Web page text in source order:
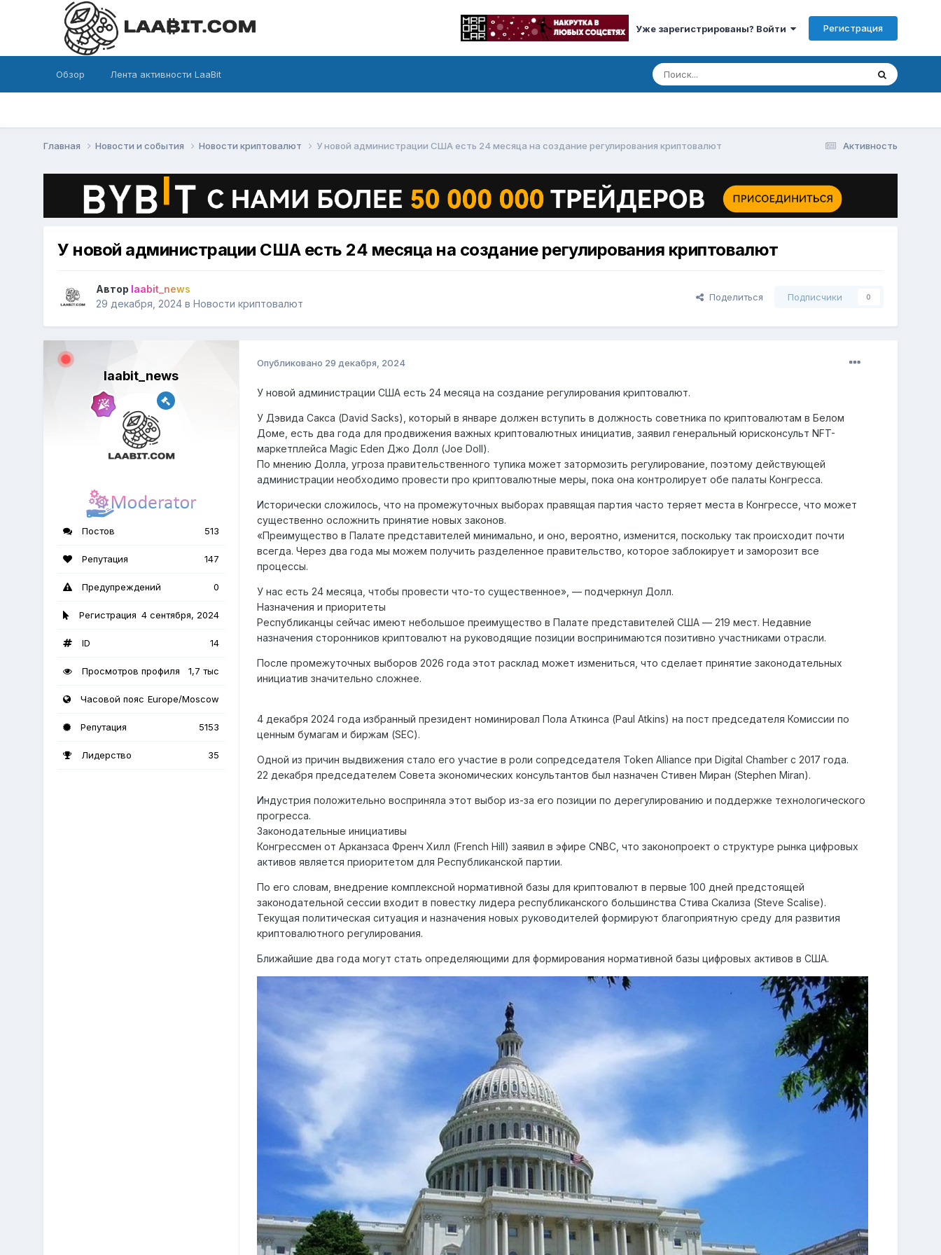
Уже зарегистрированы? Войти Регистрация
Обзор Лента активности LaaBit
Активность
Главная Новости и события Новости криптовалют У новой администрации США есть 24 месяца на создание регулирования криптовалют
У новой администрации США есть 24 месяца на создание регулирования криптовалют
Автор laabit_news
29 декабря, 2024 вНовости криптовалют
Поделиться Подписчики 0
laabit_news
Постов 513
Репутация 147
Предупреждений 0
Регистрация 4 сентября, 2024
ID 14
Просмотров профиля 1,7 тыс
Часовой пояс Europe/Moscow
Репутация 5153
Лидерство 35
Опубликовано 29 декабря, 2024
У новой администрации США есть 24 месяца на создание регулирования криптовалют.
У Дэвида Сакса (David Sacks), который в январе должен вступить в должность советника по криптовалютам в Белом
Доме, есть два года для продвижения важных криптовалютных инициатив, заявил генеральный юрисконсульт NFT-
маркетплейса Magic Eden Джо Долл (Joe Doll).
По мнению Долла, угроза правительственного тупика может затормозить регулирование, поэтому действующей
администрации необходимо провести про криптовалютные меры, пока она контролирует обе палаты Конгресса.
Исторически сложилось, что на промежуточных выборах правящая партия часто теряет места в Конгрессе, что может
существенно осложнить принятие новых законов.
«Преимущество в Палате представителей минимально, и оно, вероятно, изменится, поскольку так происходит почти
всегда. Через два года мы можем получить разделенное правительство, которое заблокирует и заморозит все
процессы.
У нас есть 24 месяца, чтобы провести что-то существенное», — подчеркнул Долл.
Назначения и приоритеты
Республиканцы сейчас имеют небольшое преимущество в Палате представителей США — 219 мест. Недавние
назначения сторонников криптовалют на руководящие позиции воспринимаются позитивно участниками отрасли.
После промежуточных выборов 2026 года этот расклад может измениться, что сделает принятие законодательных
инициатив значительно сложнее.
4 декабря 2024 года избранный президент номинировал Пола Аткинса (Paul Atkins) на пост председателя Комиссии по
ценным бумагам и биржам (SEC).
Одной из причин выдвижения стало его участие в роли сопредседателя Token Alliance при Digital Chamber с 2017 года.
22 декабря председателем Совета экономических консультантов был назначен Стивен Миран (Stephen Miran).
Индустрия положительно восприняла этот выбор из-за его позиции по дерегулированию и поддержке технологического
прогресса.
Законодательные инициативы
Конгрессмен от Арканзаса Френч Хилл (French Hill) заявил в эфире CNBC, что законопроект о структуре рынка цифровых
активов является приоритетом для Республиканской партии.
По его словам, внедрение комплексной нормативной базы для криптовалют в первые 100 дней предстоящей
законодательной сессии входит в повестку лидера республиканского большинства Стива Скализа (Steve Scalise).
Текущая политическая ситуация и назначения новых руководителей формируют благоприятную среду для развития
криптовалютного регулирования.
Ближайшие два года могут стать определяющими для формирования нормативной базы цифровых активов в США.